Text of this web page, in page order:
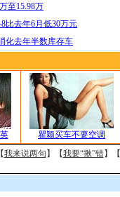
至15.98万
比去年6月低30万元
化去年半数库存车
瞿颖买车不要空调
我来说两句 】【我要“揪”错】【